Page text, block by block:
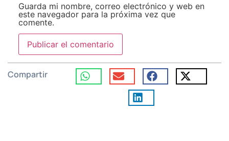
Guarda mi nombre, correo electrónico y web en
este navegador para la próxima vez que
comente.
Compartir